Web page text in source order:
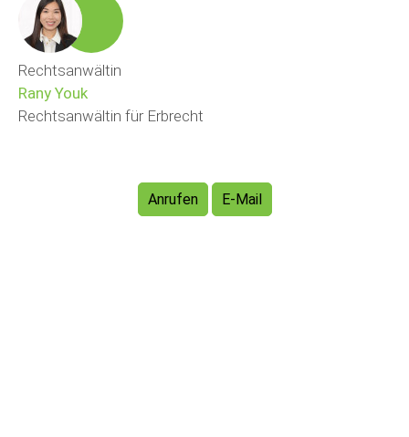
Rechtsanwältin
Rany Youk
Rechtsanwältin für Erbrecht
Anrufen E-Mail